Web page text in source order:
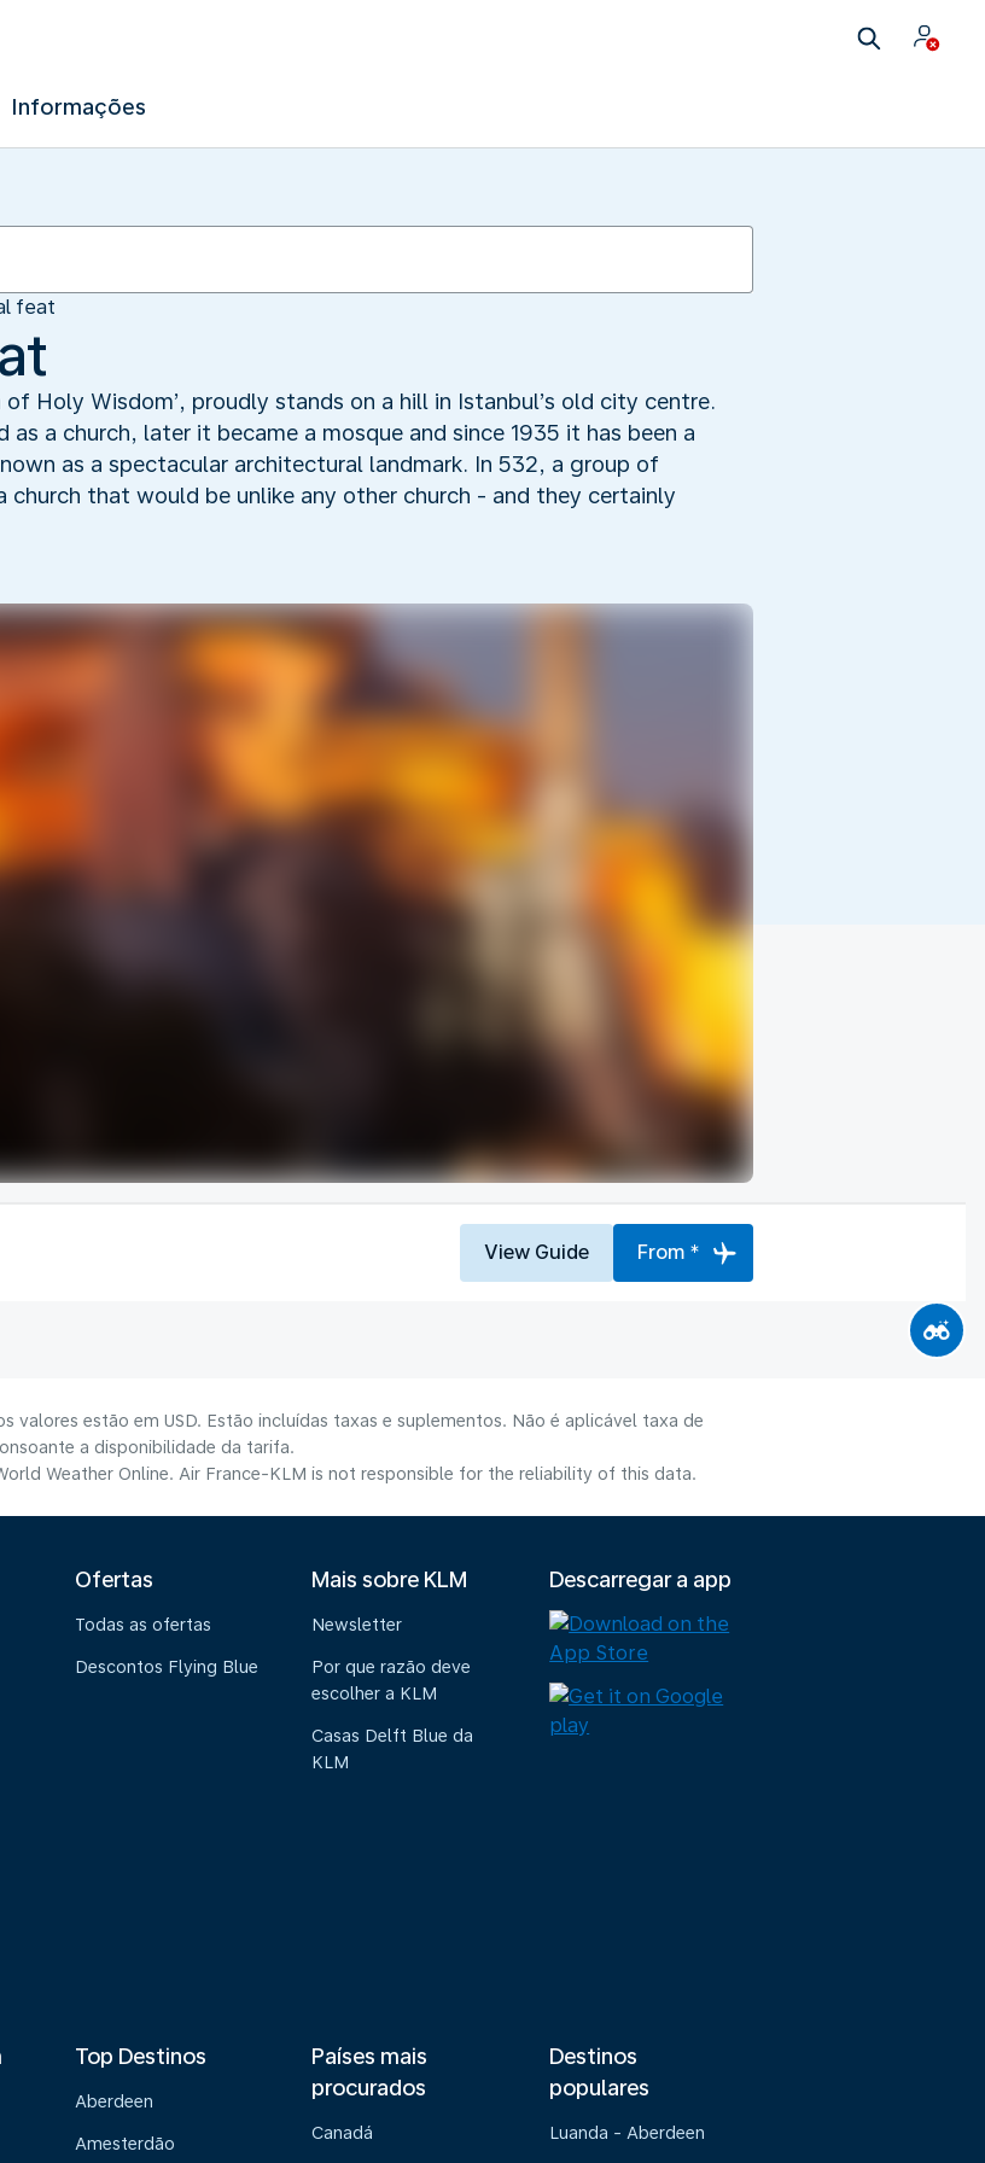
Informações
feat
of Holy Wisdom’, proudly stands on a hill in Istanbul’s old city centre.
a church, later it became a mosque and since 1935 it has been a
as a spectacular architectural landmark. In 532, a group of
that would be unlike any other church - and they certainly
View Guide From *
valores estão em USD. Estão incluídas taxas e suplementos. Não é aplicável taxa de
a disponibilidade da tarifa.
Weather Online. Air France-KLM is not responsible for the reliability of this data.
Ofertas
Todas as ofertas
Descontos Flying Blue
Mais sobre KLM
Newsletter
Por que razão deve
escolher a KLM
Casas Delft Blue da
KLM
Descarregar a app
Top Destinos
Aberdeen
Amesterdão
Países mais
procurados
Canadá
Destinos
populares
Luanda - Aberdeen